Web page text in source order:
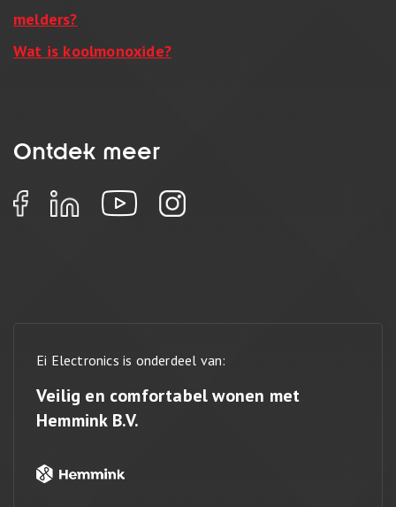
melders?
Wat is koolmonoxide?
Ontdek meer
Ei Electronics is onderdeel van:
Veilig en comfortabel wonen met
Hemmink B.V.